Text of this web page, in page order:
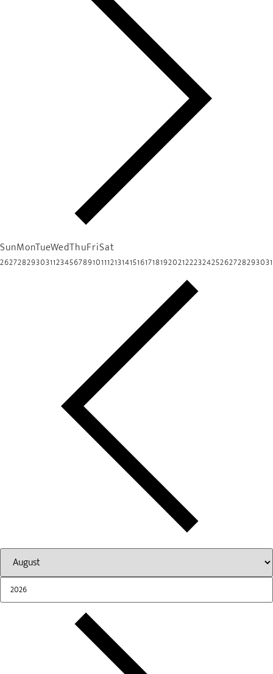
SunMonTueWedThuFriSat
26272829303112345678910111213141516171819202122232425262728293031